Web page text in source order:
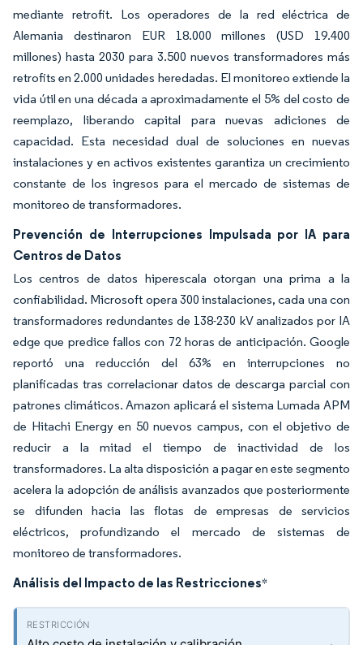
mediante retrofit. Los operadores de la red eléctrica de
Alemania destinaron EUR 18.000 millones (USD 19.400
millones) hasta 2030 para 3.500 nuevos transformadores más
retrofits en 2.000 unidades heredadas. El monitoreo extiende la
vida útil en una década a aproximadamente el 5% del costo de
reemplazo, liberando capital para nuevas adiciones de
capacidad. Esta necesidad dual de soluciones en nuevas
instalaciones y en activos existentes garantiza un crecimiento
constante de los ingresos para el mercado de sistemas de
monitoreo de transformadores.
Prevención de Interrupciones Impulsada por IA para
Centros de Datos
Los centros de datos hiperescala otorgan una prima a la
confiabilidad. Microsoft opera 300 instalaciones, cada una con
transformadores redundantes de 138-230 kV analizados por IA
edge que predice fallos con 72 horas de anticipación. Google
reportó una reducción del 63% en interrupciones no
planificadas tras correlacionar datos de descarga parcial con
patrones climáticos. Amazon aplicará el sistema Lumada APM
de Hitachi Energy en 50 nuevos campus, con el objetivo de
reducir a la mitad el tiempo de inactividad de los
transformadores. La alta disposición a pagar en este segmento
acelera la adopción de análisis avanzados que posteriormente
se difunden hacia las flotas de empresas de servicios
eléctricos, profundizando el mercado de sistemas de
monitoreo de transformadores.
Análisis del Impacto de las Restricciones*